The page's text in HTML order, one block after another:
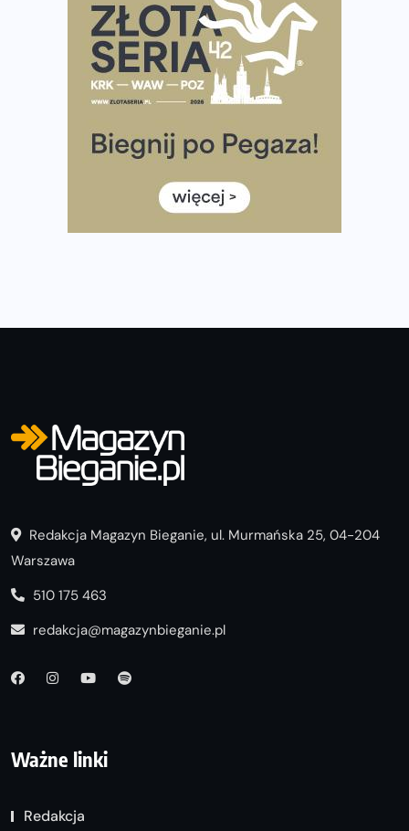
Największy Bieg Powstania Warszawskiego w historii.
Ponad 12 tysięcy uczestników pobiegło dla Bohaterów!
Tętno vs tempo – czym kierować się w bieganiu?
Co ma dużo białka? Produkty, które warto włączyć do
Rozbiegany Olsztyn szykuje się na weekend z
Już w tę sobotę 35. Bieg Powstania Warszawskiego.
Wystartuje rekordowa liczba uczestników
Redakcja Magazyn Bieganie, ul. Murmańska 25, 04-204
Warszawa
510 175 463
redakcja@magazynbieganie.pl
Ważne linki
Redakcja